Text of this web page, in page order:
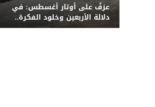
عزفٌ على أوتار أغسطس: في
دلالة الأربعين وخلود الفكرة..
"المؤتمر" حادي الميثاق ورافعة